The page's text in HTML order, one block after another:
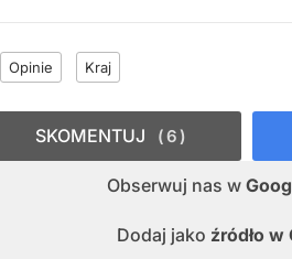
Opinie Kraj
Obserwuj nas w
Dodaj jako źródło w
SKOMENTUJ 6